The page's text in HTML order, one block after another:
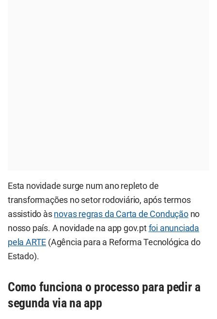
Esta novidade surge num ano repleto de
transformações no setor rodoviário, após termos
assistido às novas regras da Carta de Conduçãono
nosso país. A novidade na app gov.pt foi anunciada
pela ARTE (Agência para a Reforma Tecnológica do
Estado).
Como funciona o processo para pedir a
segunda via na app